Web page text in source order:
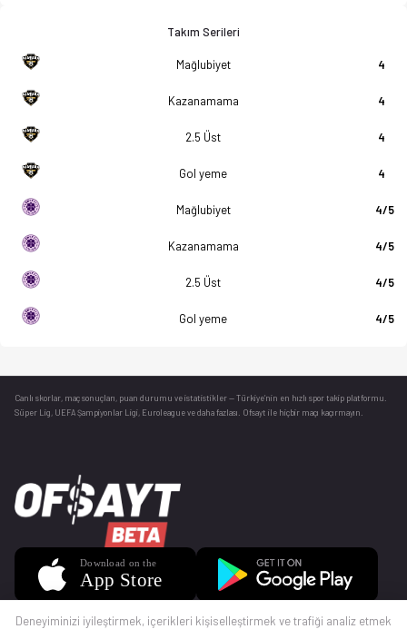
Takım Serileri
Mağlubiyet 4
Kazanamama 4
2.5 Üst 4
Gol yeme 4
Mağlubiyet 4/5
Kazanamama 4/5
2.5 Üst 4/5
Gol yeme 4/5
Canlı skorlar , maç sonuçları, puan durumu ve istatistikler — Türkiye’nin en hızlı spor takip platformu.
Süper Lig, UEFA Şampiyonlar Ligi, Euroleague ve daha fazlası. Ofsayt ile hiçbir maçı kaçırmayın.
Deneyiminizi iyileştirmek, içerikleri kişiselleştirmek ve trafiği analiz etmek